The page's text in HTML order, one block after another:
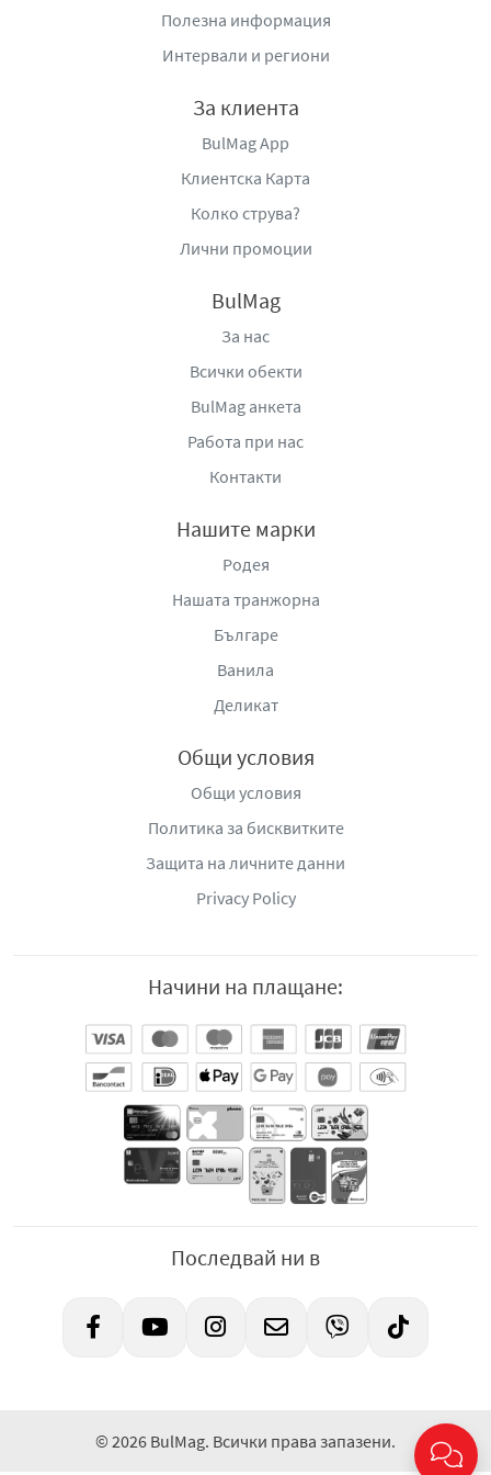
Полезна информация
Интервали и региони
За клиента
BulMag App
Клиентска Карта
Колко струва?
Лични промоции
BulMag
За нас
Всички обекти
BulMag анкета
Работа при нас
Контакти
Нашите марки
Родея
Нашата транжорна
Българе
Ванила
Деликат
Общи условия
Общи условия
Политика за бисквитките
Защита на личните данни
Privacy Policy
Начини на плащане:
Последвай ни в
© 2026 BulMag. Всички права запазени.